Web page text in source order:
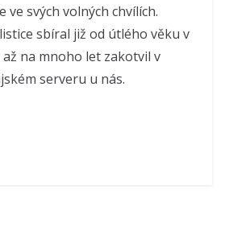
ve svých volných chvílích.
sbíral již od útlého věku v
na mnoho let zakotvil v
serveru u nás.